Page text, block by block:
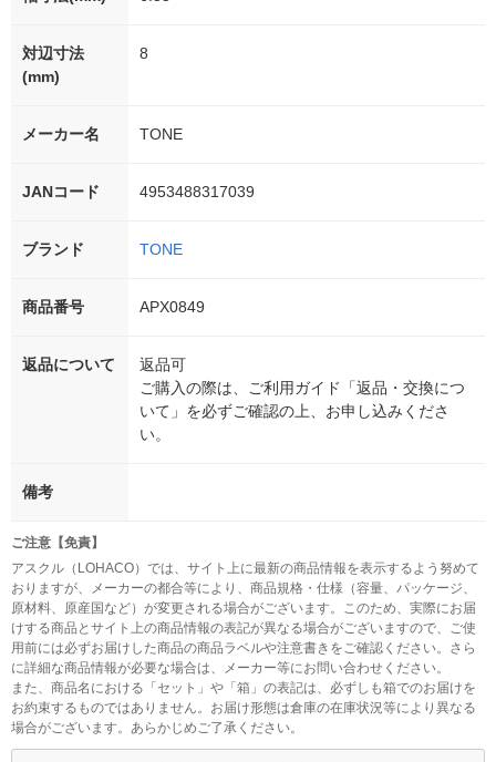
対辺寸法
(mm)
8
メーカー名 TONE
JANコード 4953488317039
ブランド TONE
商品番号 APX0849
返品について
返品可
ご購入の際は、ご利用ガイド「返品・交換につ
いて」を必ずご確認の上、お申し込みくださ
い。
備考
ご注意【免責】
アスクル（LOHACO）では、サイト上に最新の商品情報を表示するよう努めて
おりますが、メーカーの都合等により、商品規格・仕様（容量、パッケージ、
原材料、原産国など）が変更される場合がございます。このため、実際にお届
けする商品とサイト上の商品情報の表記が異なる場合がございますので、ご使
用前には必ずお届けした商品の商品ラベルや注意書きをご確認ください。さら
に詳細な商品情報が必要な場合は、メーカー等にお問い合わせください。
また、商品名における「セット」や「箱」の表記は、必ずしも箱でのお届けを
お約束するものではありません。お届け形態は倉庫の在庫状況等により異なる
場合がございます。あらかじめご了承ください。